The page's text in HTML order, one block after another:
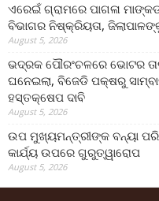
ଏରେଇଁ ଗ୍ରାମରେ ପାଗଳା
ବିଭାଗର ନିଷ୍କ୍ରିୟତା,
August 5, 2026
ଭଦ୍ରକ ପୌରଂଚଳରେ ଭୋଟର
ଘନେଇଲା, ବିଜେଡି ପକ୍ଷରୁ
ହସ୍ତକ୍ଷେପ ଦାବି
August 5, 2026
ଉପ ମୁଖ୍ୟମନ୍ତ୍ରୀଙ୍କ ବନ୍ୟା
କାର୍ଯ୍ୟ ଉପରେ ଗୁରୁତ୍ୱାରୋପ
August 5, 2026